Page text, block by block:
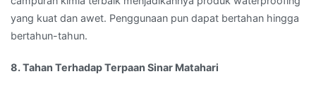
yang kuat dan awet. Penggunaan pun dapat bertahan hingga
bertahun-tahun.
8. Tahan Terhadap Terpaan Sinar Matahari